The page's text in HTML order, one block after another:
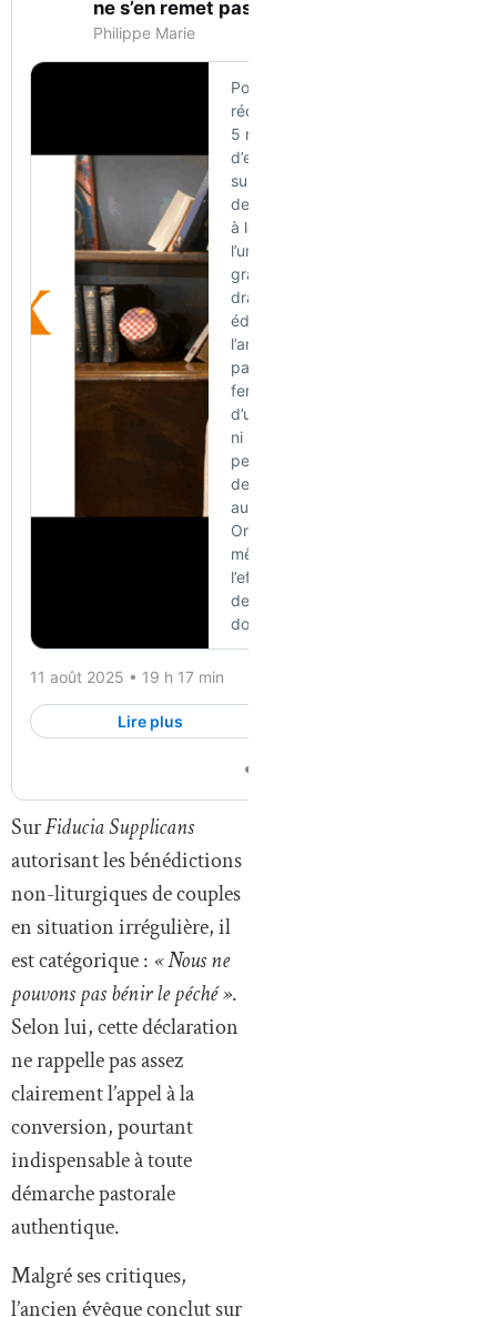
SurFiducia Supplicans
autorisant les bénédictions
non-liturgiques de couples
en situation irrégulière, il
est catégorique : « Nous ne
pouvons pas bénir le péché ».
Selon lui, cette déclaration
ne rappelle pas assez
clairement l’appel à la
conversion, pourtant
indispensable à toute
démarche pastorale
authentique.
Malgré ses critiques,
l’ancien évêque conclut sur